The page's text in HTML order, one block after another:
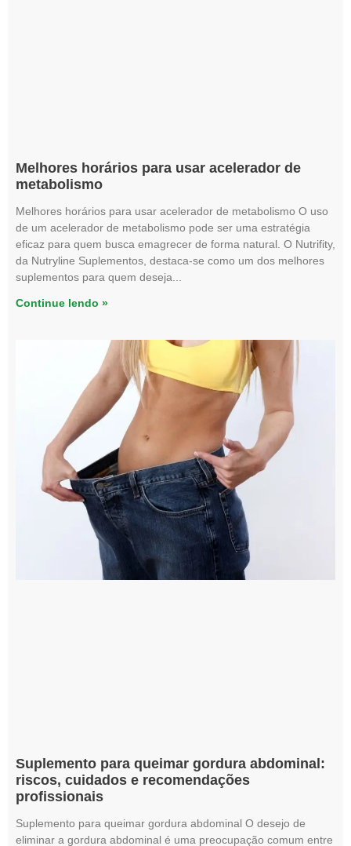
Melhores horários para usar acelerador de
metabolismo
Melhores horários para usar acelerador de metabolismo O uso
de um acelerador de metabolismo pode ser uma estratégia
eficaz para quem busca emagrecer de forma natural. O Nutrifity,
da Nutryline Suplementos, destaca-se como um dos melhores
suplementos para quem deseja
Continue lendo »
Suplemento para queimar gordura abdominal:
riscos, cuidados e recomendações
profissionais
Suplemento para queimar gordura abdominal O desejo de
eliminar a gordura abdominal é uma preocupação comum entre